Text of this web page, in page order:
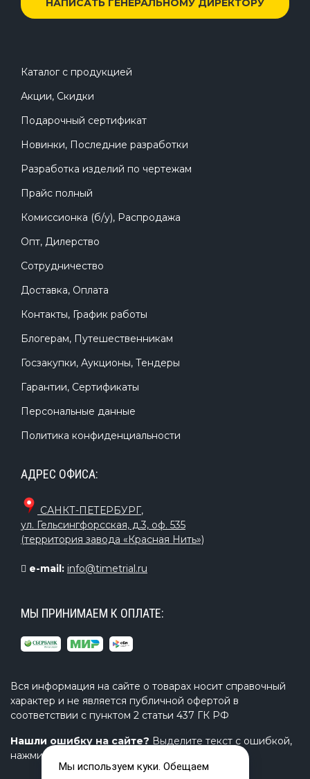
Каталог с продукцией
Акции, Скидки
Подарочный сертификат
Новинки, Последние разработки
Разработка изделий по чертежам
Прайс полный
Комиссионка (б/у), Распродажа
Опт, Дилерство
Сотрудничество
Доставка, Оплата
Контакты, График работы
Блогерам, Путешественникам
Госзакупки, Аукционы, Тендеры
Гарантии, Сертификаты
Персональные данные
Политика конфиденциальности
АДРЕС ОФИСА:
САНКТ-ПЕТЕРБУРГ,
ул. Гельсингфорсская, д.3, оф. 535
(территория завода «Красная Нить»)
e-mail: info@timetrial.ru
МЫ ПРИНИМАЕМ К ОПЛАТЕ:
Вся информация на сайте о товарах носит справочный
характер и не является публичной офертой в
соответствии с пунктом 2 статьи 437 ГК РФ
Нашли ошибку на сайте? Выделите текст с ошибкой,
нажмите Ctrl+Enter и напишите нам.
Мы используем куки. Обещаем